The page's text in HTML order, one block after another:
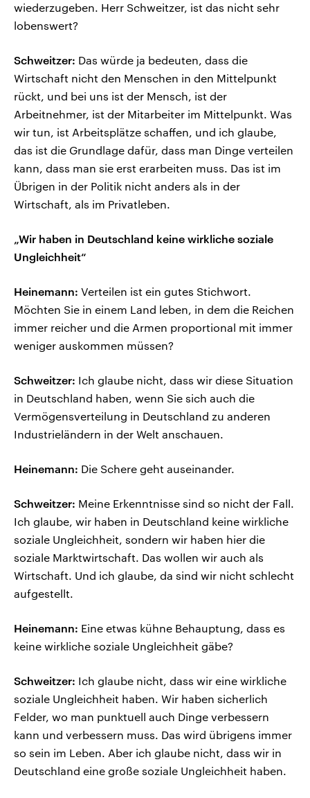
wiederzugeben. Herr Schweitzer, ist das nicht sehr
lobenswert?
Schweitzer: Das würde ja bedeuten, dass die
Wirtschaft nicht den Menschen in den Mittelpunkt
rückt, und bei uns ist der Mensch, ist der
Arbeitnehmer, ist der Mitarbeiter im Mittelpunkt. Was
wir tun, ist Arbeitsplätze schaffen, und ich glaube,
das ist die Grundlage dafür, dass man Dinge verteilen
kann, dass man sie erst erarbeiten muss. Das ist im
Übrigen in der Politik nicht anders als in der
Wirtschaft, als im Privatleben.
„Wir haben in Deutschland keine wirkliche soziale
Ungleichheit“
Heinemann: Verteilen ist ein gutes Stichwort.
Möchten Sie in einem Land leben, in dem die Reichen
immer reicher und die Armen proportional mit immer
weniger auskommen müssen?
Schweitzer: Ich glaube nicht, dass wir diese Situation
in Deutschland haben, wenn Sie sich auch die
Vermögensverteilung in Deutschland zu anderen
Industrieländern in der Welt anschauen.
Heinemann: Die Schere geht auseinander.
Schweitzer: Meine Erkenntnisse sind so nicht der Fall.
Ich glaube, wir haben in Deutschland keine wirkliche
soziale Ungleichheit, sondern wir haben hier die
soziale Marktwirtschaft. Das wollen wir auch als
Wirtschaft. Und ich glaube, da sind wir nicht schlecht
aufgestellt.
Heinemann: Eine etwas kühne Behauptung, dass es
keine wirkliche soziale Ungleichheit gäbe?
Schweitzer: Ich glaube nicht, dass wir eine wirkliche
soziale Ungleichheit haben. Wir haben sicherlich
Felder, wo man punktuell auch Dinge verbessern
kann und verbessern muss. Das wird übrigens immer
so sein im Leben. Aber ich glaube nicht, dass wir in
Deutschland eine große soziale Ungleichheit haben.